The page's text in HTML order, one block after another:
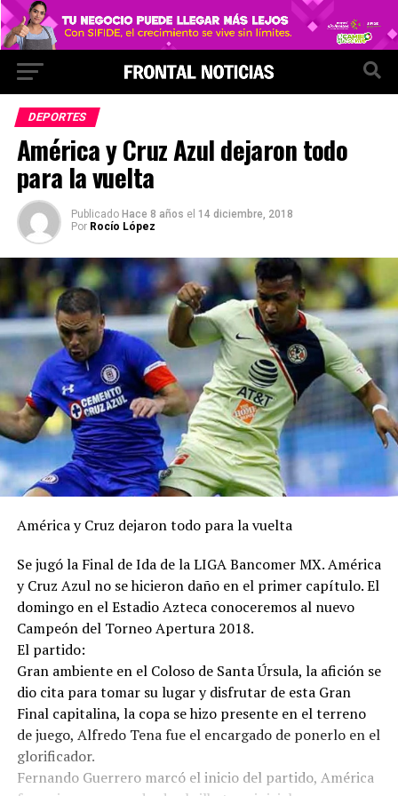
DEPORTES
América y Cruz Azul dejaron todo
para la vuelta
Publicado Hace 8 años el 14 diciembre, 2018
Por Rocío López
América y Cruz dejaron todo para la vuelta
Se jugó la Final de Ida de la LIGA Bancomer MX. América
y Cruz Azul no se hicieron daño en el primer capítulo. El
domingo en el Estadio Azteca conoceremos al nuevo
Campeón del Torneo Apertura 2018.
El partido:
Gran ambiente en el Coloso de Santa Úrsula, la afición se
dio cita para tomar su lugar y disfrutar de esta Gran
Final capitalina, la copa se hizo presente en el terreno
de juego, Alfredo Tena fue el encargado de ponerlo en el
glorificador.
Fernando Guerrero marcó el inicio del partido, América